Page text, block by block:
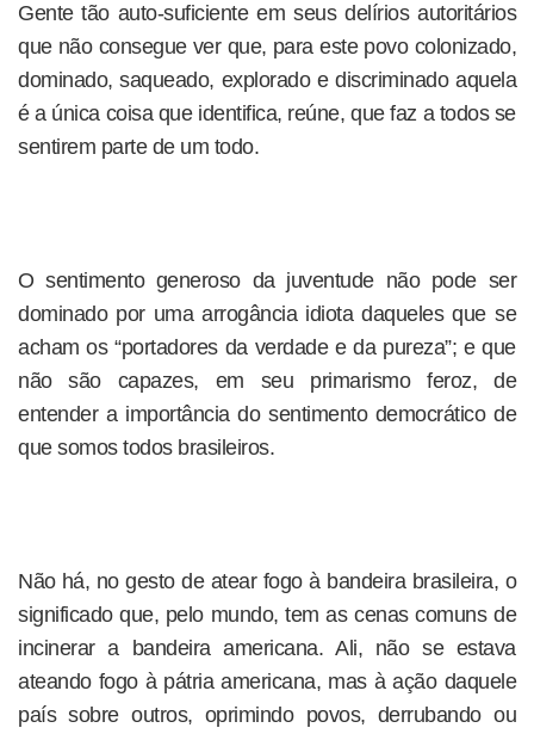
Gente tão auto-suficiente em seus delírios autoritários
que não consegue ver que, para este povo colonizado,
dominado, saqueado, explorado e discriminado aquela
é a única coisa que identifica, reúne, que faz a todos se
sentirem parte de um todo.
O sentimento generoso da juventude não pode ser
dominado por uma arrogância idiota daqueles que se
acham os “portadores da verdade e da pureza”; e que
não são capazes, em seu primarismo feroz, de
entender a importância do sentimento democrático de
que somos todos brasileiros.
Não há, no gesto de atear fogo à bandeira brasileira, o
significado que, pelo mundo, tem as cenas comuns de
incinerar a bandeira americana. Ali, não se estava
ateando fogo à pátria americana, mas à ação daquele
país sobre outros, oprimindo povos, derrubando ou